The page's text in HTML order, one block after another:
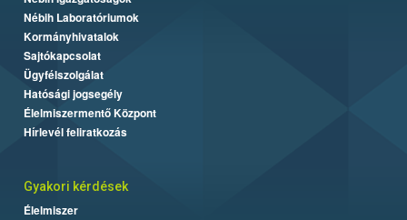
Nébih Laboratóriumok
Kormányhivatalok
Sajtókapcsolat
Ügyfélszolgálat
Hatósági jogsegély
Élelmiszermentő Központ
Hírlevél feliratkozás
Gyakori kérdések
Élelmiszer